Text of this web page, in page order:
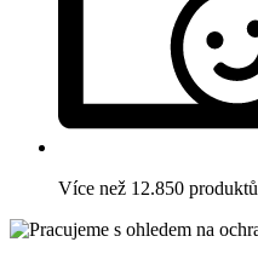
Více než 12.850 produktů